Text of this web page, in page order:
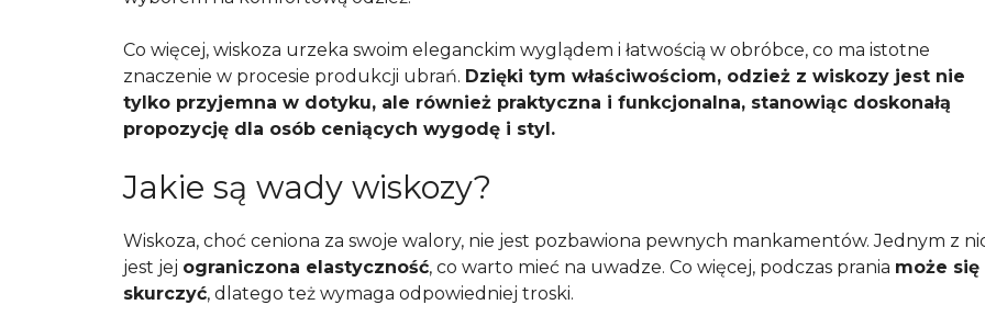
Co więcej, wiskoza urzeka swoim eleganckim wyglądem i łatwością w obróbce, co ma istotne
znaczenie w procesie produkcji ubrań. Dzięki tym właściwościom, odzież z wiskozy jest nie
tylko przyjemna w dotyku, ale również praktyczna i funkcjonalna, stanowiąc doskonałą
propozycję dla osób ceniących wygodę i styl.
Jakie są wady wiskozy?
Wiskoza, choć ceniona za swoje walory, nie jest pozbawiona pewnych mankamentów. Jednym z
jest jej ograniczona elastyczność, co warto mieć na uwadze. Co więcej, podczas prania może się
skurczyć, dlatego też wymaga odpowiedniej troski.